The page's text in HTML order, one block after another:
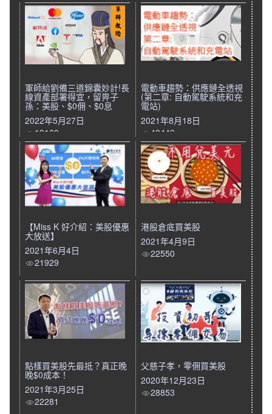
軍師給劉備三道錦囊妙計!長
線資產部署得宜，留畀子
孫：美股、$0佣、$0息
2022年5月27日
19160
電動車趨勢：供應鏈全透視
(第二章: 自動駕駛系統和充
電站)
2021年8月18日
48449
【Miss K 好介紹：美股優惠
大放送】
2021年6月4日
21929
港股倉底買美股
2021年4月9日
22550
點樣買美股先最抵？真正晚
晚$0成本！
2021年3月25日
22281
父慈子孝，零佣買美股
2020年12月23日
28853